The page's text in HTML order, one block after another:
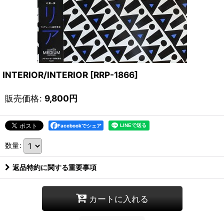
INTERIOR/INTERIOR [RRP-1866]
販売価格: 9,800円
Facebookでシェア
数量:
返品特約に関する重要事項
カートに入れる